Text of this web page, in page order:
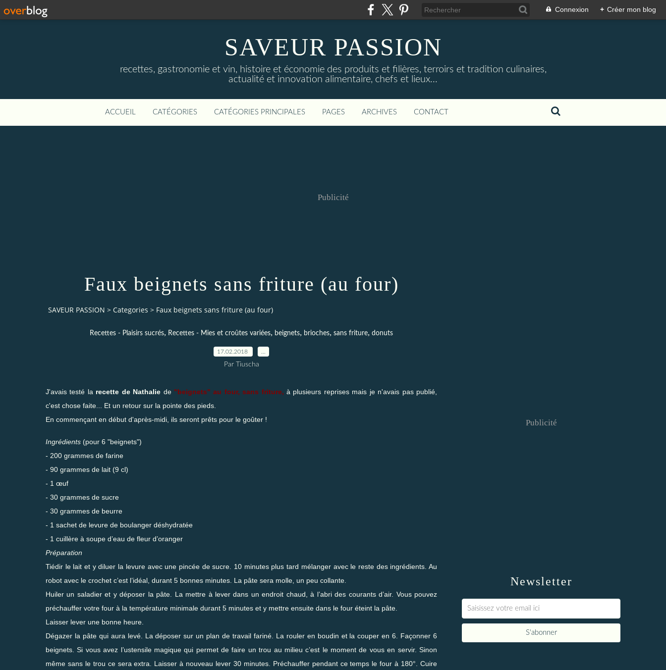
Connexion + Créer mon blog
SAVEUR PASSION
recettes, gastronomie et vin, histoire et économie des produits et filières, terroirs et tradition culinaires,
actualité et innovation alimentaire, chefs et lieux...
ACCUEIL CATÉGORIES CATÉGORIES PRINCIPALES PAGES ARCHIVES CONTACT
Publicité
Faux beignets sans friture (au four)
SAVEUR PASSION > Categories > Faux beignets sans friture (au four)
Recettes - Plaisirs sucrés, Recettes - Mies et croûtes variées, beignets, brioches, sans friture, donuts
17.02.2018
Par Tiuscha
J'avais testé la recette de Nathalie de "beignets" au four, sans friture, à plusieurs reprises mais je n'avais pas publié,
c'est chose faite... Et un retour sur la pointe des pieds.
En commençant en début d'après-midi, ils seront prêts pour le goûter !
Ingrédients (pour 6 "beignets")
- 200 grammes de farine
- 90 grammes de lait (9 cl)
- 1 œuf
- 30 grammes de sucre
- 30 grammes de beurre
- 1 sachet de levure de boulanger déshydratée
- 1 cuillère à soupe d’eau de fleur d’oranger
Préparation
Tiédir le lait et y diluer la levure avec une pincée de sucre. 10 minutes plus tard mélanger avec le reste des ingrédients. Au
robot avec le crochet c’est l’idéal, durant 5 bonnes minutes. La pâte sera molle, un peu collante.
Huiler un saladier et y déposer la pâte. La mettre à lever dans un endroit chaud, à l’abri des courants d’air. Vous pouvez
préchauffer votre four à la température minimale durant 5 minutes et y mettre ensuite dans le four éteint la pâte.
Laisser lever une bonne heure.
Dégazer la pâte qui aura levé. La déposer sur un plan de travail fariné. La rouler en boudin et la couper en 6. Façonner 6
beignets. Si vous avez l’ustensile magique qui permet de faire un trou au milieu c’est le moment de vous en servir. Sinon
même sans le trou ce sera extra. Laisser à nouveau lever 30 minutes. Préchauffer pendant ce temps le four à 180°. Cuire
Newsletter
Publicité